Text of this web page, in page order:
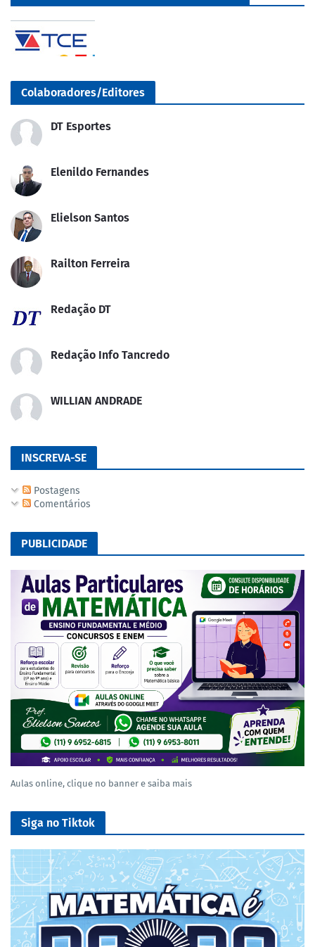
Colaboradores/Editores
DT Esportes
Elenildo Fernandes
Elielson Santos
Railton Ferreira
Redação DT
Redação Info Tancredo
WILLIAN ANDRADE
INSCREVA-SE
Postagens
Comentários
PUBLICIDADE
Aulas online, clique no banner e saiba mais
Siga no Tiktok